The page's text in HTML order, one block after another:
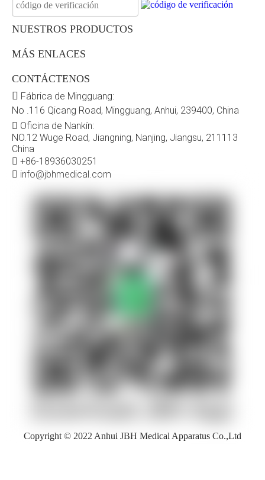
NUESTROS PRODUCTOS
MÁS ENLACES
CONTÁCTENOS
 Fábrica de Mingguang:
No .116 Qicang Road, Mingguang, Anhui, 239400, China
 Oficina de Nankín:
NO.12 Wuge Road, Jiangning, Nanjing, Jiangsu, 211113
China
 +86-18936030251
 info@jbhmedical.com
Copyright © 2022 Anhui JBH Medical Apparatus Co.,Ltd